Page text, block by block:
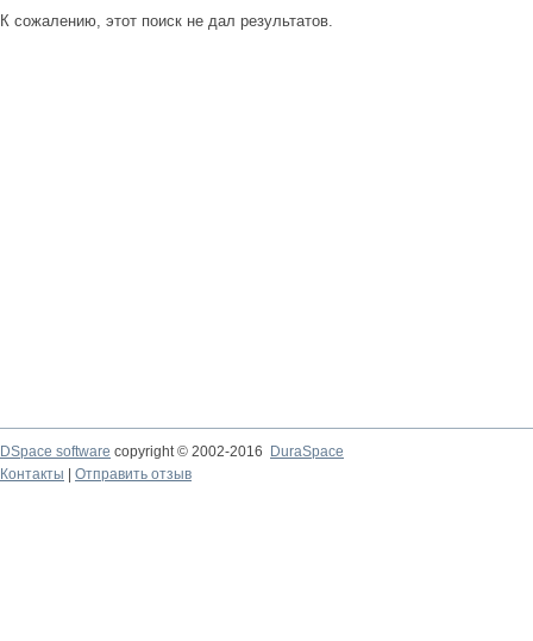
К сожалению, этот поиск не дал результатов.
DSpace software copyright © 2002-2016
DuraSpace
Контакты
Отправить отзыв